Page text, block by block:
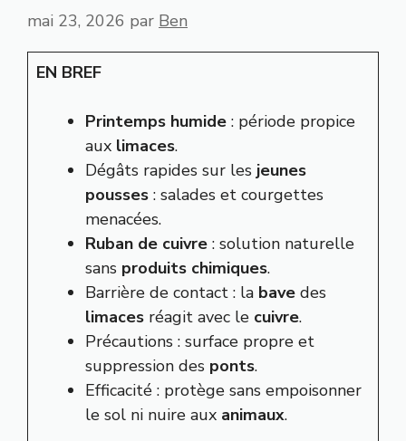
mai 23, 2026 par Ben
EN BREF
Printemps humide : période propice
aux limaces.
Dégâts rapides sur les jeunes
pousses : salades et courgettes
menacées.
Ruban de cuivre : solution naturelle
sans produits chimiques.
Barrière de contact : la bave des
limaces réagit avec le cuivre.
Précautions : surface propre et
suppression des ponts.
Efficacité : protège sans empoisonner
le sol ni nuire aux animaux.